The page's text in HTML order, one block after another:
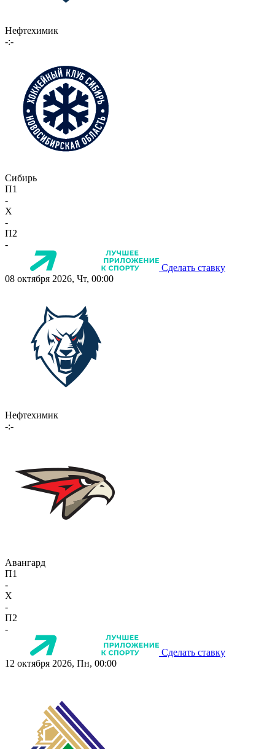
Нефтехимик
-:-
Сибирь
П1
-
X
-
П2
-
Сделать ставку
08 октября 2026, Чт, 00:00
Нефтехимик
-:-
Авангард
П1
-
X
-
П2
-
Сделать ставку
12 октября 2026, Пн, 00:00